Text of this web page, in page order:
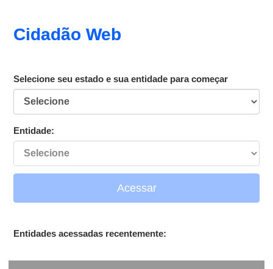
Cidadão Web
Selecione seu estado e sua entidade para começar
Entidade:
Acessar
Entidades acessadas recentemente: